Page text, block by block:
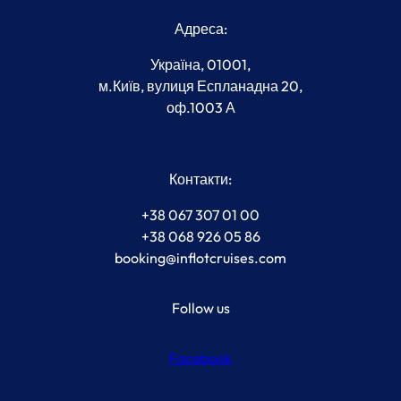
Адреса:
Україна, 01001,
м.Київ, вулиця Еспланадна 20,
оф.1003 А
Контакти:
+38 067 307 01 00
+38 068 926 05 86
booking@inflotcruises.com
Follow us
Facebook